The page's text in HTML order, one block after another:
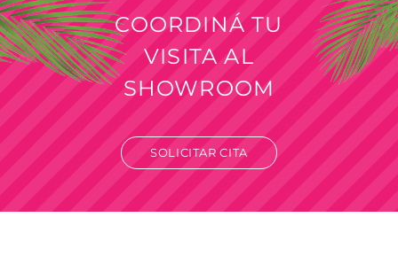
COORDINÁ TU
VISITA AL
SHOWROOM
SOLICITAR CITA